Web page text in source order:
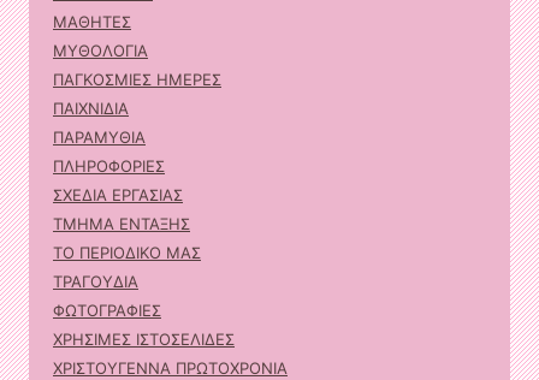
ΜΑΘΗΤΕΣ
ΜΥΘΟΛΟΓΙΑ
ΠΑΓΚΟΣΜΙΕΣ ΗΜΕΡΕΣ
ΠΑΙΧΝΙΔΙΑ
ΠΑΡΑΜΥΘΙΑ
ΠΛΗΡΟΦΟΡΙΕΣ
ΣΧΕΔΙΑ ΕΡΓΑΣΙΑΣ
ΤΜΗΜΑ ΕΝΤΑΞΗΣ
ΤΟ ΠΕΡΙΟΔΙΚΟ ΜΑΣ
ΤΡΑΓΟΥΔΙΑ
ΦΩΤΟΓΡΑΦΙΕΣ
ΧΡΗΣΙΜΕΣ ΙΣΤΟΣΕΛΙΔΕΣ
ΧΡΙΣΤΟΥΓΕΝΝΑ ΠΡΩΤΟΧΡΟΝΙΑ